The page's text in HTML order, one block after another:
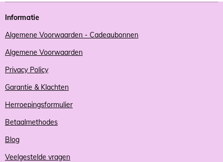
Informatie
Algemene Voorwaarden - Cadeaubonnen
Algemene Voorwaarden
Privacy Policy
Garantie & Klachten
Herroepingsformulier
Betaalmethodes
Blog
Veelgestelde vragen